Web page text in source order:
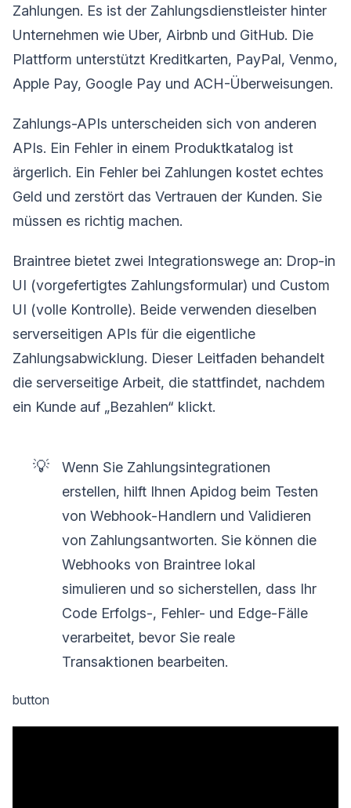
Zahlungen. Es ist der Zahlungsdienstleister hinter
Unternehmen wie Uber, Airbnb und GitHub. Die
Plattform unterstützt Kreditkarten, PayPal, Venmo,
Apple Pay, Google Pay und ACH-Überweisungen.
Zahlungs-APIs unterscheiden sich von anderen
APIs. Ein Fehler in einem Produktkatalog ist
ärgerlich. Ein Fehler bei Zahlungen kostet echtes
Geld und zerstört das Vertrauen der Kunden. Sie
müssen es richtig machen.
Braintree bietet zwei Integrationswege an: Drop-in
UI (vorgefertigtes Zahlungsformular) und Custom
UI (volle Kontrolle). Beide verwenden dieselben
serverseitigen APIs für die eigentliche
Zahlungsabwicklung. Dieser Leitfaden behandelt
die serverseitige Arbeit, die stattfindet, nachdem
ein Kunde auf „Bezahlen“ klickt.
💡
Wenn Sie Zahlungsintegrationen
erstellen, hilft Ihnen Apidog beim Testen
von Webhook-Handlern und Validieren
von Zahlungsantworten. Sie können die
Webhooks von Braintree lokal
simulieren und so sicherstellen, dass Ihr
Code Erfolgs-, Fehler- und Edge-Fälle
verarbeitet, bevor Sie reale
Transaktionen bearbeiten.
button